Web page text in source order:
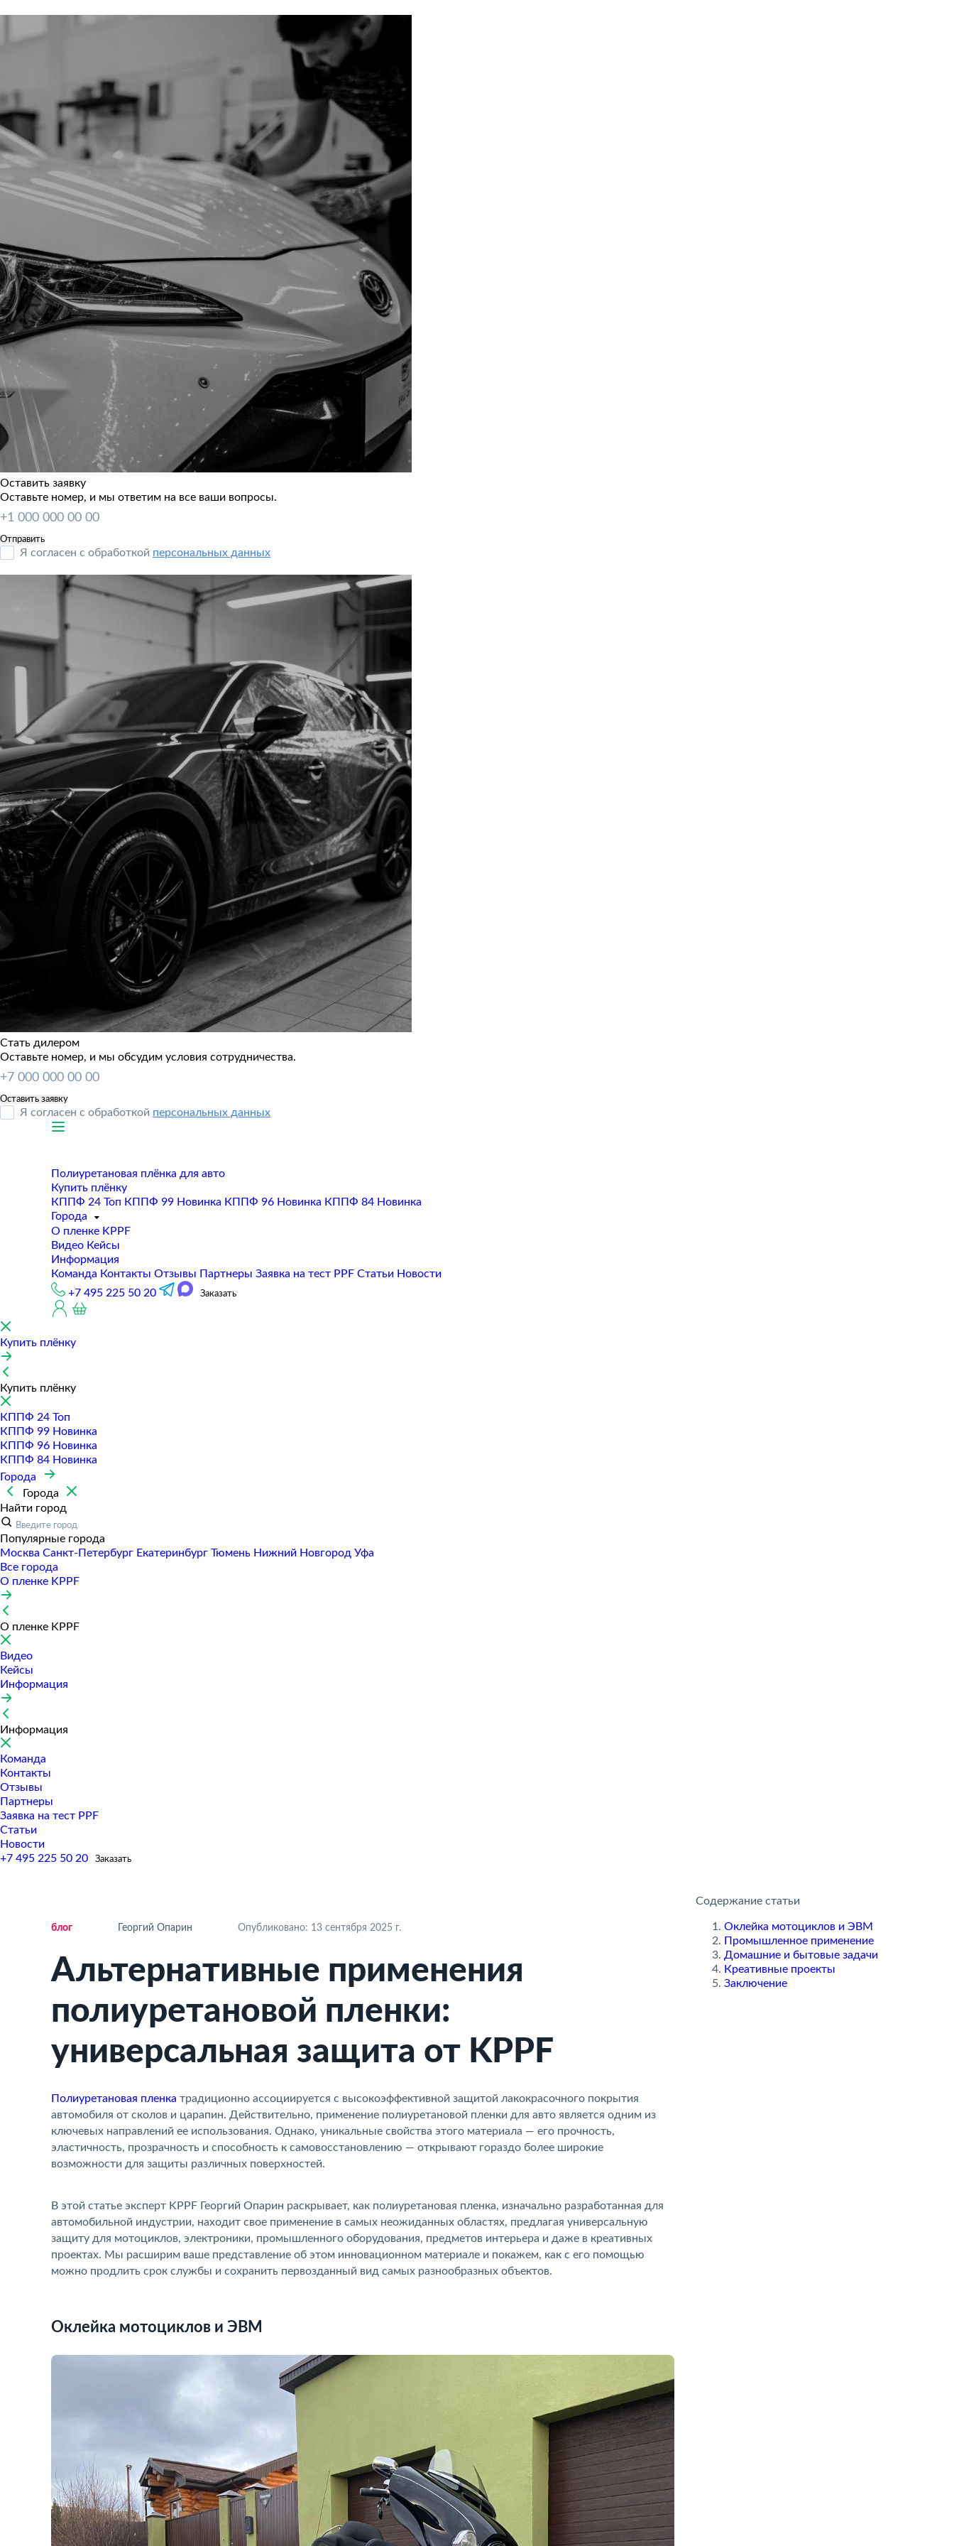
Оставить заявку
Оставьте номер, и мы ответим на все ваши вопросы.
Я согласен с обработкой персональных данных
Стать дилером
Оставьте номер, и мы обсудим условия сотрудничества.
Я согласен с обработкой персональных данных
Полиуретановая плёнка для авто
Купить плёнку
КППФ 24 Топ КППФ 99 Новинка КППФ 96 Новинка КППФ 84 Новинка
Города
О пленке KPPF
Видео Кейсы
Информация
Команда Контакты Отзывы Партнеры Заявка на тест PPF Статьи Новости
+7 495 225 50 20
Заказать
Купить плёнку
Купить плёнку
КППФ 24 Топ
КППФ 99 Новинка
КППФ 96 Новинка
КППФ 84 Новинка
Города
Города
Найти город
Популярные города
Москва Санкт-Петербур Екатеринбур Тюмень Нижний Новгород Уфа
Все города
О пленке KPPF
О пленке KPPF
Видео
Кейсы
Информация
Информация
Команда
Контакты
Отзывы
Партнеры
Заявка на тест PPF
Статьи
Новости
+7 495 225 50 20
Заказать
ло Георгий Опарин Опубликовано: 13 сентября 2025 г.
Альтернативные применения
полиуретановой пленки:
универсальная защита от KPPF
Полиуретановая пленка традиционно ассоциируется с высокоэффективной защитой лакокрасочного покрытия
автомобиля от сколов и царапин. Действительно, применение полиуретановой пленки для авто является одним из
ключевых направлений ее использования. Однако, уникальные свойства этого материала — его прочность,
эластичность, прозрачность и способность к самовосстановлению — открывают гораздо более широкие
озможности для защиты различных поверхностей.
В этой статье эксперт KPPF Георгий Опарин раскрывает, как полиуретановая пленка, изначально разработанная для
автомобильной индустрии, находит свое применение в самых неожиданных областях, предлагая универсальную
защиту для мотоциклов, электроники, промышленного оборудования, предметов интерьера и даже в креативных
проектах. Мы расширим ваше представление об этом инновационном материале и покажем, как с его помощью
можно продлить срок службы и сохранить первозданный вид самых разнообразных объектов.
Оклейка мотоциклов и ЭВМ
Содержание статьи
Оклейка мотоциклов и ЭВМ
Промышленное применение
Домашние и бытовые задачи
Креативные проекты
Заключение